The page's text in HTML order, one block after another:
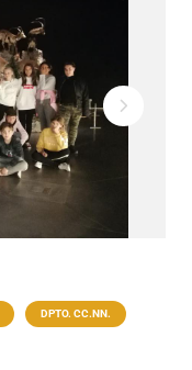
DPTO. CC.NN.